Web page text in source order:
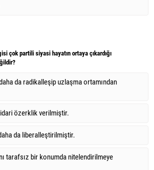
çok partili siyasi hayatın ortaya çıkardığı
da radikalleşip uzlaşma ortamından
özerklik verilmiştir.
da liberalleştirilmiştir.
tarafsız bir konumda nitelendirilmeye